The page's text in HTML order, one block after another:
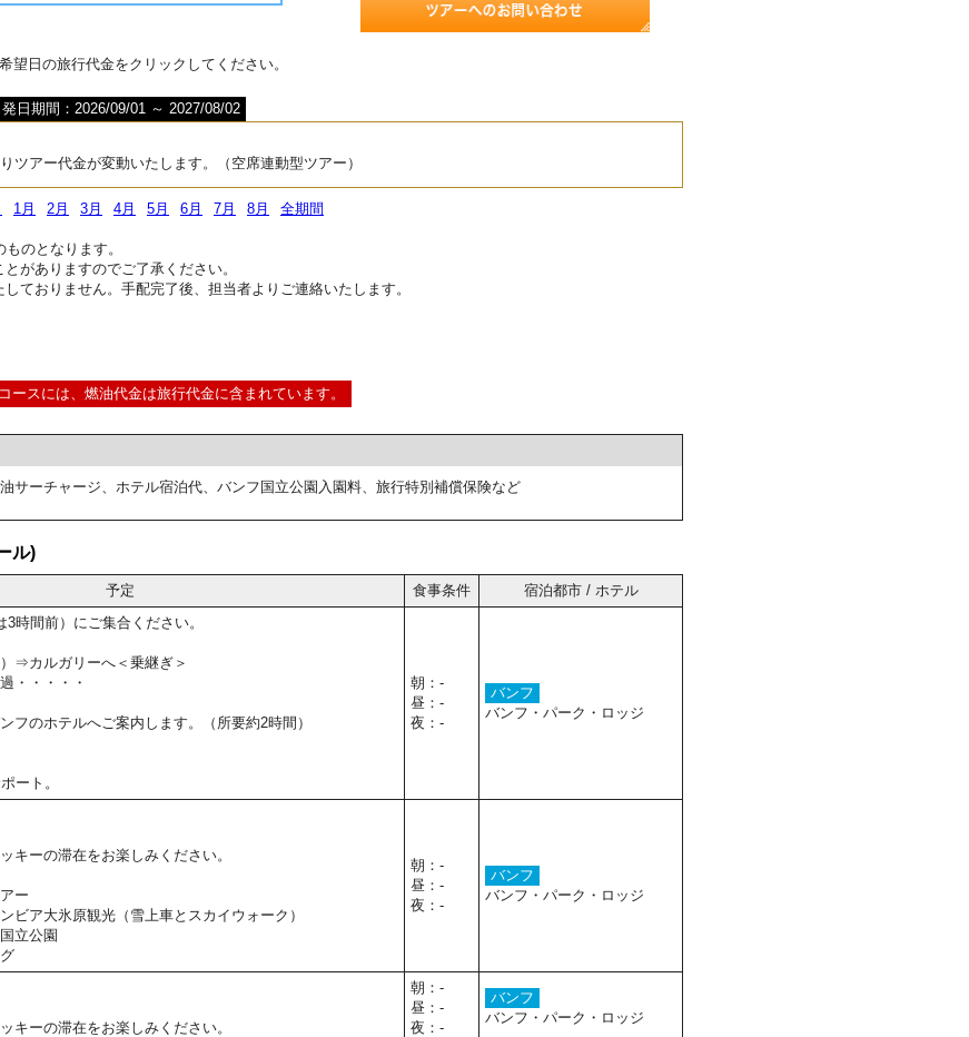
望日の旅行代金をクリックしてください。
日期間：2026/09/01 ～ 2027/08/02
ツアー代金が変動いたします。（空席連動型ツアー）
1月 2月 3月 4月 5月 6月 7月 8月 全期間
のとなります。
がありますのでご了承ください。
ておりません。手配完了後、担当者よりご連絡いたします。
スには、燃油代金は旅行代金に含まれています。
サーチャージ、ホテル宿泊代、バンフ国立公園入園料、旅行特別補償保険など
ル)
予定 食事条件
宿泊都市 / ホテル
時間前）にご集合ください。
⇒カルガリーへ＜乗継ぎ＞
・・・・・
フのホテルへご案内します。（所要約2時間）
ート。
朝：-
昼：-
夜：-
バンフ
バンフ・パーク・ロッジ
キーの滞在をお楽しみください。
ー
ビア大氷原観光（雪上車とスカイウォーク）
立公園
朝：-
昼：-
夜：-
バンフ
バンフ・パーク・ロッジ
キーの滞在をお楽しみください。
朝：-
昼：-
夜：-
バンフ
バンフ・パーク・ロッジ